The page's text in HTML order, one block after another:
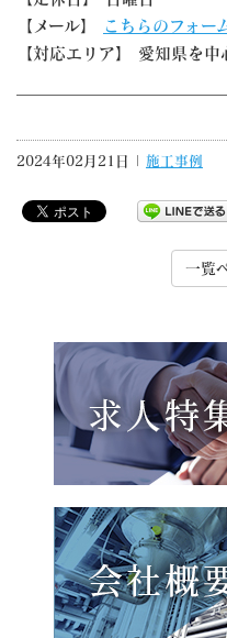
【メール】
こちらのフォ
【対応エリア】 愛知県を
2024年02月21日 | 施工事例
一覧